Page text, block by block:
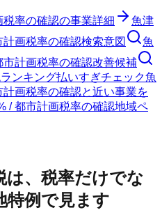
税率の確認の事業詳細
魚津
計画税率の確認検索意図
魚
市計画税率の確認改善候補
ンキング払いすぎチェック魚
画税率の確認と近い事業を
/ 都市計画税率の確認地域ペ
は、税率だけでな
特例で見ます